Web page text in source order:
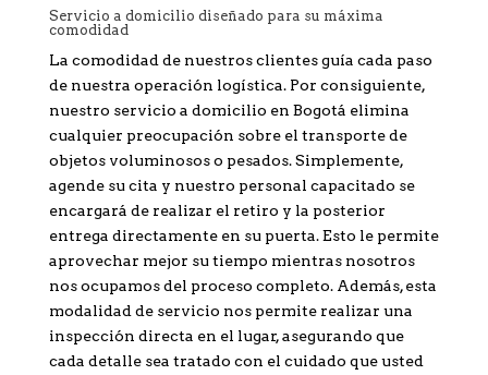
Servicio a domicilio diseñado para su máxima
comodidad
La comodidad de nuestros clientes guía cada paso
de nuestra operación logística. Por consiguiente,
nuestro servicio a domicilio en Bogotá elimina
cualquier preocupación sobre el transporte de
objetos voluminosos o pesados. Simplemente,
agende su cita y nuestro personal capacitado se
encargará de realizar el retiro y la posterior
entrega directamente en su puerta. Esto le permite
aprovechar mejor su tiempo mientras nosotros
nos ocupamos del proceso completo. Además, esta
modalidad de servicio nos permite realizar una
inspección directa en el lugar, asegurando que
cada detalle sea tratado con el cuidado que usted